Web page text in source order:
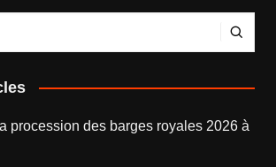
procession des barges royales 2026 à